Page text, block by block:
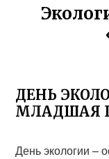
ДЕНЬ
МЛАДШАЯ
День экологии –